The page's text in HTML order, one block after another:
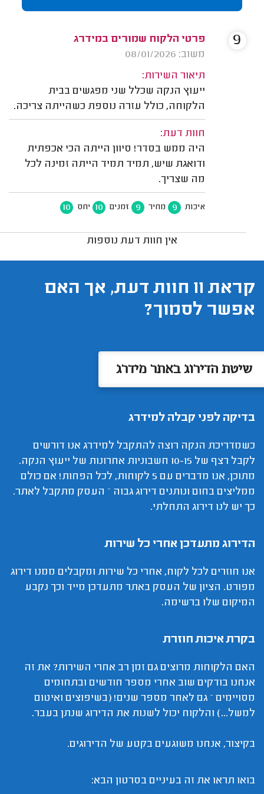
פרטי הלקוח שמורים במידרג
משוב: 08/01/2026
תיאור השירות:
ייעוץ הנקה שכלל שני מפגשים בבית
הלקוחה, כולל עזרה נוספת כשהייתה צריכה.
חוות דעת:
היה ממש בסדר! סיוון הייתה הכי אכפתית
ודואגת שיש, תמיד תמיד הייתה זמינה לכל
מה שצריך.
איכות 9 מחיר 9 זמנים 10 יחס 10
9
אין חוות דעת נוספות
קראת 11 חוות דעת, אך האם
אפשר לסמוך?
שיטת הדירוג באתר מידרג
בדיקה לפני קבלה למידרג
כשמדריכת הנקה רוצה להתקבל למידרג אנו דורשים
לקבל רצף של 10-15 חשבוניות אחרונות של ייעוץ הנקה.
מתוכן, אנו מדברים עם 5 לקוחות, לכל הפחות! אם כולם
ממליצים בחום ונותנים דירוג גבוה – העסק מתקבל לאתר.
כך יש לנו דירוג התחלתי.
הדירוג מתעדכן אחרי כל שירות
אנו חוזרים לכל לקוח, אחרי כל שירות ומקבלים ממנו דירוג
מפורט. הציון של העסק באתר מתעדכן מייד וכך נקבע
המיקום שלו ברשימה.
בקרת איכות חוזרת
האם הלקוחות מרוצים גם זמן רב אחרי השירות? את זה
אנחנו בודקים שוב אחרי מספר חודשים ובתחומים
מסויימים – גם לאחר מספר שנים! (בשיפוצים ואיטום
למשל...) והלקוח יכול לשנות את הדירוג שנתן בעבר.
בקיצור, אנחנו משוגעים בקטע של הדירוגים.
בואו תראו את זה בעיניים בסרטון הבא: